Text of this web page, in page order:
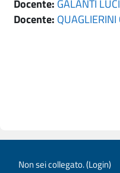
Docente: GALANTI
Docente:
Non sei collegato. (Login)